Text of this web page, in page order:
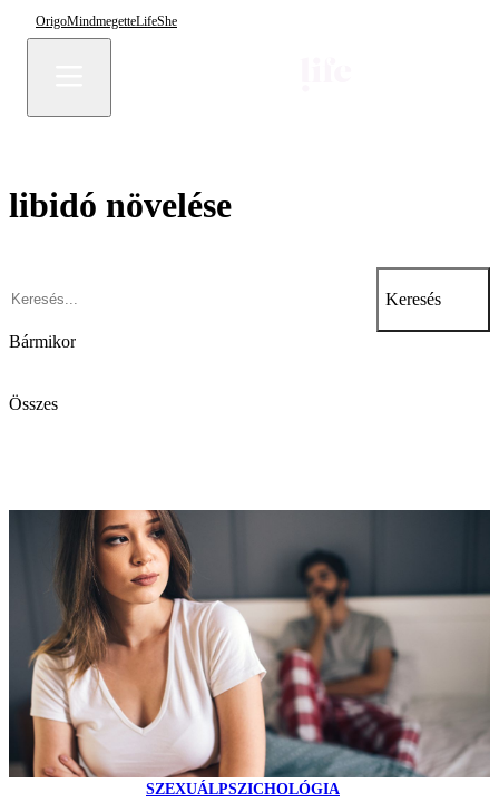
OrigoMindmegetteLifeShe
libidó növelése
Keresés
Bármikor
Összes
SZEXUÁLPSZICHOLÓGIA